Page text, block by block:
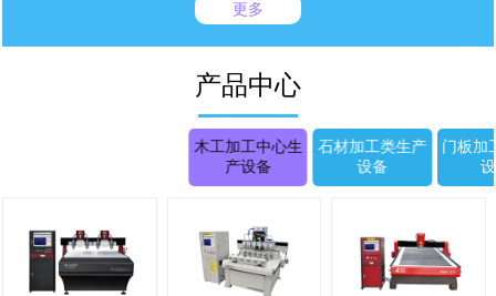
更多
产品中心
木工加工中心生
产设备
石材加工类生产
设备
门板加